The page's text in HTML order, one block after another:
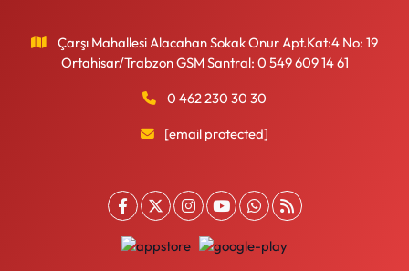
Çarşı Mahallesi Alacahan Sokak Onur Apt.Kat:4 No: 19
Ortahisar/Trabzon GSM Santral: 0 549 609 14 61
0 462 230 30 30
[email protected]